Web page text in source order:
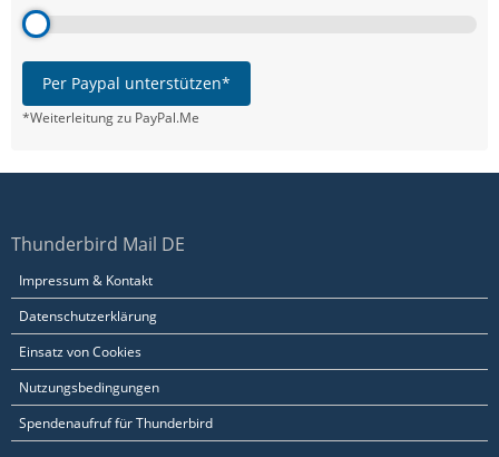
Per Paypal unterstützen*
*Weiterleitung zu PayPal.Me
Thunderbird Mail DE
Impressum & Kontakt
Datenschutzerklärung
Einsatz von Cookies
Nutzungsbedingungen
Spendenaufruf für Thunderbird